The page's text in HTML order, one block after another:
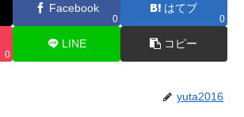
Facebook
0
はてブ
0
0
LINE コピー
yuta2016